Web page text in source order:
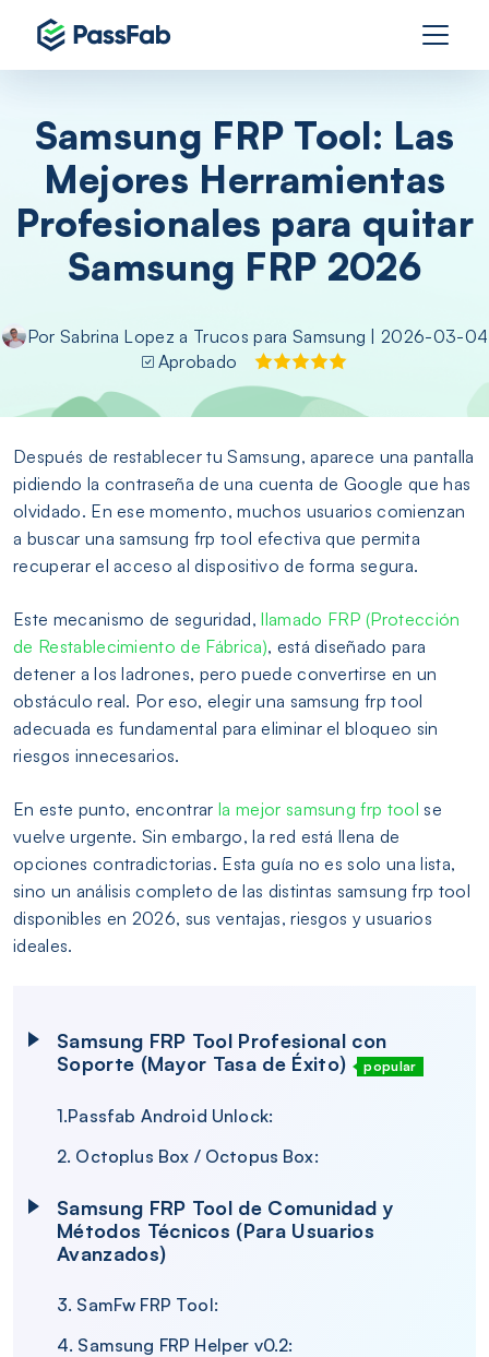
Samsung FRP Tool: Las
Mejores Herramientas
Profesionales para quitar
Samsung FRP 2026
Por Sabrina Lopez a Trucos para Samsung
| 2026-03-04
Aprobado
Después de restablecer tu Samsung, aparece una pantalla
pidiendo la contraseña de una cuenta de Google que has
olvidado. En ese momento, muchos usuarios comienzan
a buscar una samsung frp tool efectiva que permita
recuperar el acceso al dispositivo de forma segura.
Este mecanismo de seguridad,llamado FRP (Protección
de Restablecimiento de Fábrica), está diseñado para
detener a los ladrones, pero puede convertirse en un
obstáculo real. Por eso, elegir una samsung frp tool
adecuada es fundamental para eliminar el bloqueo sin
riesgos innecesarios.
En este punto, encontrar la mejor samsung frp tool se
vuelve urgente. Sin embargo, la red está llena de
opciones contradictorias. Esta guía no es solo una lista,
sino un análisis completo de las distintas samsung frp tool
disponibles en 2026, sus ventajas, riesgos y usuarios
ideales.
Samsung FRP Tool Profesional con
Soporte (Mayor Tasa de Éxito)
popular
1.Passfab Android Unlock:
2. Octoplus Box / Octopus Box:
Samsung FRP Tool de Comunidad y
Métodos Técnicos (Para Usuarios
Avanzados)
3. SamFw FRP Tool:
4. Samsung FRP Helper v0.2: